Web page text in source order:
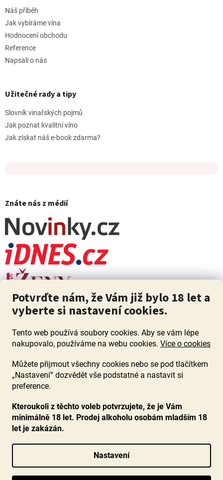
Potvrďte nám, že Vám již bylo 18 let a
vyberte si nastavení cookies.
Tento web používá soubory cookies. Aby se vám lépe
nakupovalo, používáme na webu cookies. Více o cookies
Můžete přijmout všechny cookies nebo se pod tlačítkem
„Nastavení“ dozvědět vše podstatné a nastavit si
preference.
Kteroukoli z těchto voleb potvrzujete, že je Vám
minimálně 18 let. Prodej alkoholu osobám mladším 18
let je zakázán.
Nastavení
Náš příběh
Jak vybíráme vína
Hodnocení obchodu
Reference
Napsali o nás
Užitečné rady a tipy
Slovník vinařských pojmů
Jak poznat kvalitní víno
Jak získat náš e-book zdarma?
Znáte nás z médií
ZÁKAZ PRODEJE ALKOHOLU OSOBÁM MLADŠÍM 18 LET. Pijte s
mírou i když pijete s Mírou.
Copyright 2026www.ocenenavina.cz. Všechna práva vyhrazena.